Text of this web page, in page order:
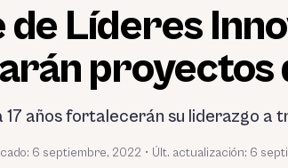
Líderes
proyectos
17 años fortalecerán su liderazgo
6 septiembre, 2022 • Últ. actualización: 6